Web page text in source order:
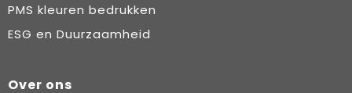
PMS kleuren bedrukken
ESG en Duurzaamheid
Over ons